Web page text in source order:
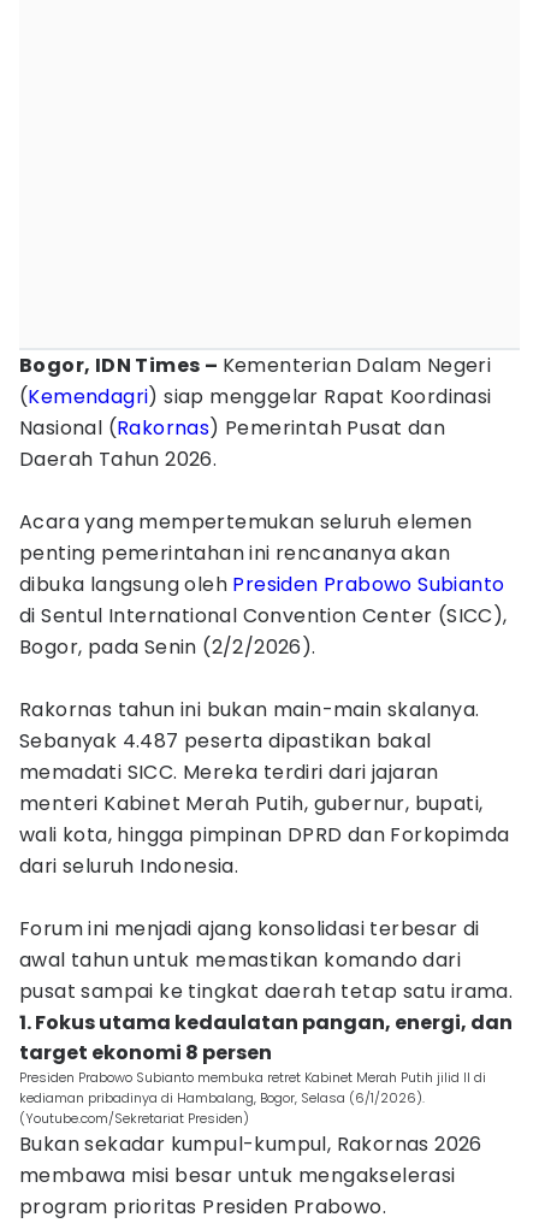
Bogor, IDN Times – Kementerian Dalam Negeri
(Kemendagri) siap menggelar Rapat Koordinasi
Nasional (Rakornas) Pemerintah Pusat dan
Daerah Tahun 2026.
Acara yang mempertemukan seluruh elemen
penting pemerintahan ini rencananya akan
dibuka langsung oleh Presiden Prabowo Subianto
di Sentul International Convention Center (SICC),
Bogor, pada Senin (2/2/2026).
Rakornas tahun ini bukan main-main skalanya.
Sebanyak 4.487 peserta dipastikan bakal
memadati SICC. Mereka terdiri dari jajaran
menteri Kabinet Merah Putih, gubernur, bupati,
wali kota, hingga pimpinan DPRD dan Forkopimda
dari seluruh Indonesia.
Forum ini menjadi ajang konsolidasi terbesar di
awal tahun untuk memastikan komando dari
pusat sampai ke tingkat daerah tetap satu irama.
1. Fokus utama kedaulatan pangan, energi, dan
target ekonomi 8 persen
Presiden Prabowo Subianto membuka retret Kabinet Merah Putih jilid II di
kediaman pribadinya di Hambalang, Bogor, Selasa (6/1/2026).
(Youtube.com/Sekretariat Presiden)
Bukan sekadar kumpul-kumpul, Rakornas 2026
membawa misi besar untuk mengakselerasi
program prioritas Presiden Prabowo.